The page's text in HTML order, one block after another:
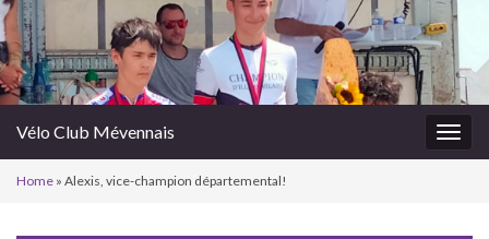
Vélo Club Mévennais
Home » Alexis, vice-champion départemental!